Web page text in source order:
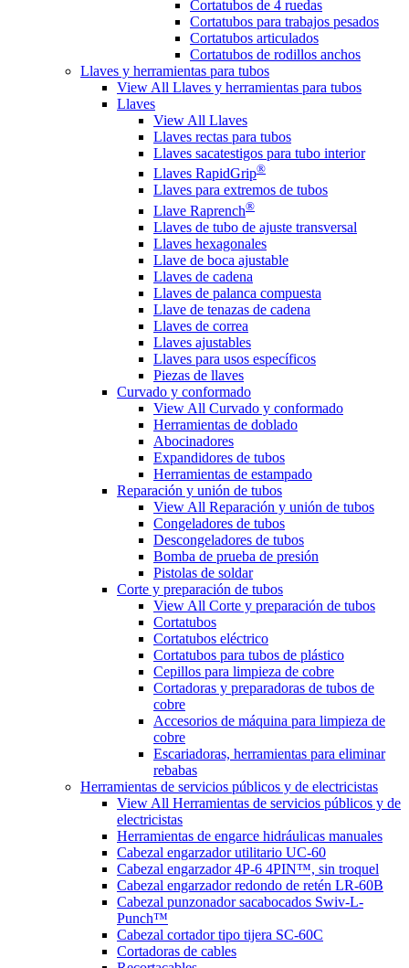
Cortatubos de 4 ruedas
Cortatubos para trabajos pesados
Cortatubos articulados
Cortatubos de rodillos anchos
Llaves y herramientas para tubos
View All Llaves y herramientas para tubos
Llaves
View All Llaves
Llaves rectas para tubos
Llaves sacatestigos para tubo interior
Llaves RapidGrip®
Llaves para extremos de tubos
Llave Raprench®
Llaves de tubo de ajuste transversal
Llaves hexagonales
Llave de boca ajustable
Llaves de cadena
Llaves de palanca compuesta
Llave de tenazas de cadena
Llaves de correa
Llaves ajustables
Llaves para usos específicos
Piezas de llaves
Curvado y conformado
View All Curvado y conformado
Herramientas de doblado
Abocinadores
Expandidores de tubos
Herramientas de estampado
Reparación y unión de tubos
View All Reparación y unión de tubos
Congeladores de tubos
Descongeladores de tubos
Bomba de prueba de presión
Pistolas de soldar
Corte y preparación de tubos
View All Corte y preparación de tubos
Cortatubos
Cortatubos eléctrico
Cortatubos para tubos de plástico
Cepillos para limpieza de cobre
Cortadoras y preparadoras de tubos de
cobre
Accesorios de máquina para limpieza de
cobre
Escariadoras, herramientas para eliminar
rebabas
Herramientas de servicios públicos y de electricistas
View All Herramientas de servicios públicos y de
electricistas
Herramientas de engarce hidráulicas manuales
Cabezal engarzador utilitario UC-60
Cabezal engarzador 4P-6 4PIN™, sin troquel
Cabezal engarzador redondo de retén LR-60B
Cabezal punzonador sacabocados Swiv-L-
Punch™
Cabezal cortador tipo tijera SC-60C
Cortadoras de cables